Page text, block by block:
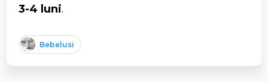
3-4 luni.
Bebelusi